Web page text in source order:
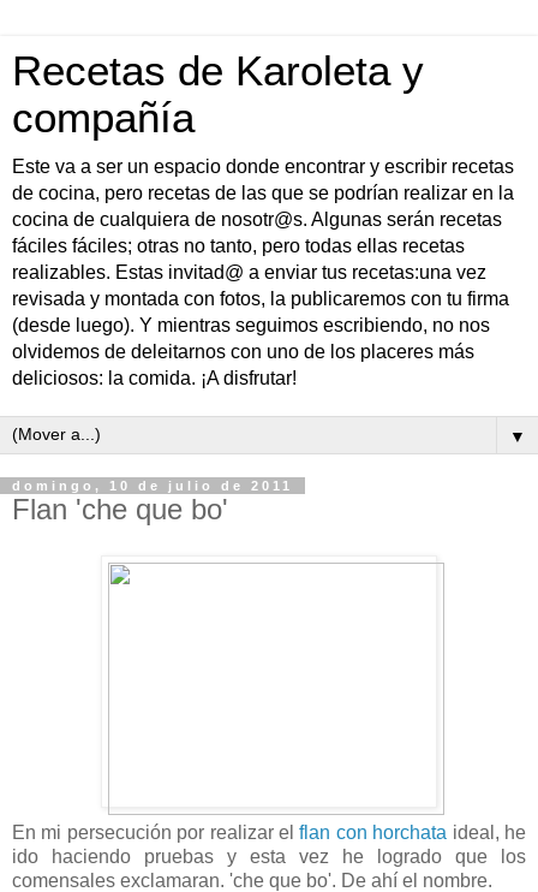
Recetas de Karoleta y
compañía
Este va a ser un espacio donde encontrar y escribir recetas
de cocina, pero recetas de las que se podrían realizar en la
cocina de cualquiera de nosotr@s. Algunas serán recetas
fáciles fáciles; otras no tanto, pero todas ellas recetas
realizables. Estas invitad@ a enviar tus recetas:una vez
revisada y montada con fotos, la publicaremos con tu firma
(desde luego). Y mientras seguimos escribiendo, no nos
olvidemos de deleitarnos con uno de los placeres más
deliciosos: la comida. ¡A disfrutar!
▼
domingo, 10 de julio de 2011
Flan 'che que bo'
En mi persecución por realizar elflan con horchata ideal, he
ido haciendo pruebas y esta vez he logrado que los
comensales exclamaran. 'che que bo'. De ahí el nombre.